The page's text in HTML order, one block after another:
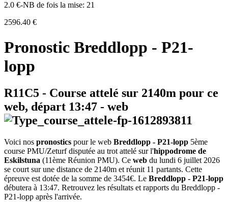
2.0 €-NB de fois la mise: 21
2596.40 €
Pronostic Breddlopp - P21-
lopp
R11C5 - Course attelé sur 2140m pour ce
web, départ 13:47 - web
Voici nos pronostics pour le web Breddlopp - P21-lopp 5ème
course PMU/Zeturf disputée au trot attelé sur l'hippodrome de
Eskilstuna (11ème Réunion PMU). Ce web du lundi 6 juillet 2026
se court sur une distance de 2140m et réunit 11 partants. Cette
épreuve est dotée de la somme de 3454€. Le Breddlopp - P21-lopp
débutera à 13:47. Retrouvez les résultats et rapports du Breddlopp -
P21-lopp après l'arrivée.